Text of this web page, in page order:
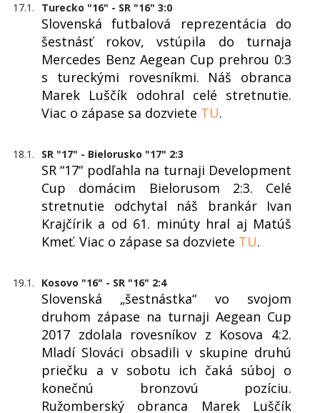
17.1. Turecko "16" - SR "16" 3:0
Slovenská futbalová reprezentácia do
šestnásť rokov, vstúpila do turnaja
Mercedes Benz Aegean Cup prehrou 0:3
s tureckými rovesníkmi. Náš obranca
Marek Luščík odohral celé stretnutie.
Viac o zápase sa dozviete TU.
18.1. SR "17" - Bielorusko "17" 2:3
SR “17“ podľahla na turnaji Development
Cup domácim Bielorusom 2:3. Celé
stretnutie odchytal náš brankár Ivan
Krajčírik a od 61. minúty hral aj Matúš
Kmeť. Viac o zápase sa dozviete TU.
19.1. Kosovo "16" - SR "16" 2:4
Slovenská „šestnástka“ vo svojom
druhom zápase na turnaji Aegean Cup
2017 zdolala rovesníkov z Kosova 4:2.
Mladí Slováci obsadili v skupine druhú
priečku a v sobotu ich čaká súboj o
konečnú bronzovú pozíciu.
Ružomberský obranca Marek Luščík